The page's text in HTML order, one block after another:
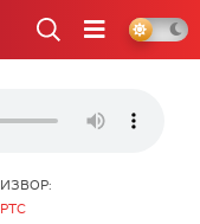
ИЗВОР:
РТС